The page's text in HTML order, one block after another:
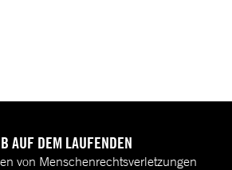
AUF DEM LAUFENDEN
von Menschenrechtsverletzungen